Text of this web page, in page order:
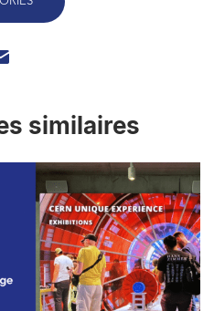
similaires